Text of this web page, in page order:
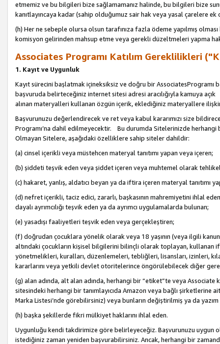
etmemiz ve bu bilgileri bize sağlamamanız halinde, bu bilgileri bize
kanıtlayıncaya kadar (sahip olduğumuz sair hak veya yasal çarelere
(h) Her ne sebeple olursa olsun tarafınıza fazla ödeme yapılmış
komisyon gelirinden mahsup etme veya gerekli düzeltmeleri yapma
Associates Programı Katılım Gereklilikleri
1. Kayıt ve Uygunluk
Kayıt sürecini başlatmak içineksiksiz ve doğru bir AssociatesProgramı
başvuruda belirteceğiniz internet sitesi adresi aracılığıyla kamuya
alınan materyalleri kullanan özgün içerik, eklediğiniz materyallere
Başvurunuzu değerlendirecek ve ret veya kabul kararımızı size
Programı’na dahil edilmeyecektir. Bu durumda Sitelerinizde herhangi
Olmayan Sitelere, aşağıdaki özelliklere sahip siteler dahildir:
(a) cinsel içerikli veya müstehcen materyal tanıtımı yapan veya içeren;
(b) şiddeti teşvik eden veya şiddet içeren veya muhtemel olarak
(c) hakaret, yanlış, aldatıcı beyan ya da iftira içeren materyal tanıtımı
(d) nefret içerikli, taciz edici, zararlı, başkasının mahremiyetini ihlal
dayalı ayrımcılığı teşvik eden ya da ayrımcı uygulamalarda bulunan;
(e) yasadışı faaliyetleri teşvik eden veya gerçekleştiren;
(f) doğrudan çocuklara yönelik olarak veya 18 yaşının (veya ilgili
altındaki çocukların kişisel bilgilerini bilinçli olarak toplayan, kullanan
yönetmelikleri, kuralları, düzenlemeleri, tebliğleri, lisansları, izinleri,
kararlarını veya yetkili devlet otoritelerince öngörülebilecek diğer
(g) alan adında, alt alan adında, herhangi bir “etiket”te veya
sitesindeki herhangi bir tanımlayıcıda Amazon veya bağlı şirketlerine
Marka Listesi’nde görebilirsiniz) veya bunların değiştirilmiş ya da
(h) başka şekillerde fikri mülkiyet haklarını ihlal eden.
Uygunluğu kendi takdirimize göre belirleyeceğiz. Başvurunuzu uygun
istediğiniz zaman yeniden başvurabilirsiniz. Ancak, herhangi bir